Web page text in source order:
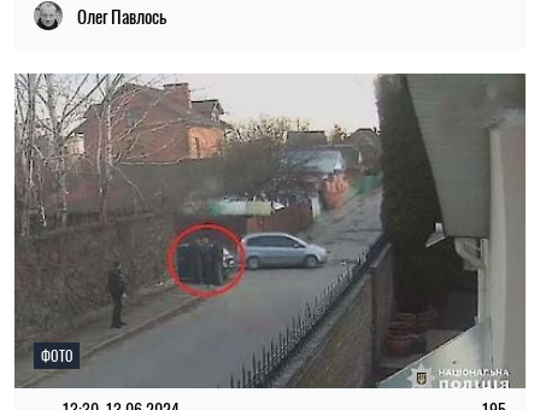
Олег Павлось
ФОТО